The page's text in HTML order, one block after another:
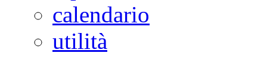
calendario
utilità